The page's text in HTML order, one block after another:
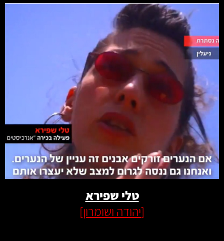
קרא עוד
טלי שפירא
[יהודה ושומרון]